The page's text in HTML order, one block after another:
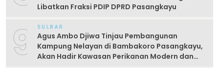
Libatkan Fraksi PDIP DPRD Pasangkayu
9 SULBAR
Agus Ambo Djiwa Tinjau Pembangunan
Kampung Nelayan di Bambakoro Pasangkayu,
Akan Hadir Kawasan Perikanan Modern dan